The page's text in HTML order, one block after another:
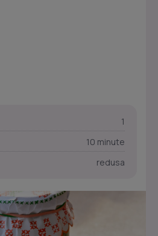
1
10 minute
redusa